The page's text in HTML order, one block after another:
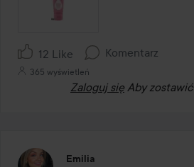
12 Like Komentarz
365 wyświetleń
Zaloguj się Aby
Emilia